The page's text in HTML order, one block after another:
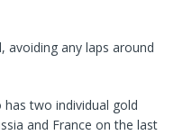
avoiding any laps around
two individual gold
and France on the last